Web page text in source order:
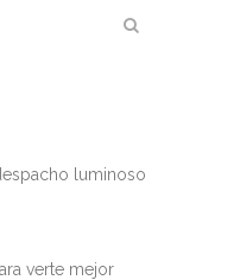
luminoso
verte mejor